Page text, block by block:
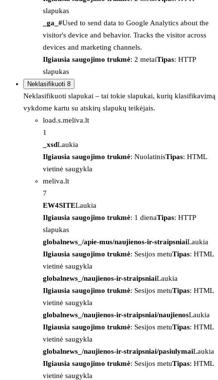
slapukas
_ga_#Used to send data to Google Analytics about the
visitor's device and behavior. Tracks the visitor across
devices and marketing channels.
Ilgiausia saugojimo trukmė: 2 metaiTipas: HTTP
slapukas
Neklasifikuoti 8
Neklasifikuoti slapukai – tai tokie slapukai, kurių klasifikavimą
vykdome kartu su atskirų slapukų teikėjais.
load.s.meliva.lt
1
_xsdLaukia
Ilgiausia saugojimo trukmė: NuolatinisTipas: HTML
vietinė saugykla
meliva.lt
7
EW4SITELaukia
Ilgiausia saugojimo trukmė: 1 dienaTipas: HTTP
slapukas
globalnews_/apie-mus/naujienos-ir-straipsniaiLaukia
Ilgiausia saugojimo trukmė: Sesijos metuTipas: HTML
vietinė saugykla
globalnews_/naujienos-ir-straipsniaiLaukia
Ilgiausia saugojimo trukmė: Sesijos metuTipas: HTML
vietinė saugykla
globalnews_/naujienos-ir-straipsniai/naujienosLaukia
Ilgiausia saugojimo trukmė: Sesijos metuTipas: HTML
vietinė saugykla
globalnews_/naujienos-ir-straipsniai/pasiulymaiLaukia
Ilgiausia saugojimo trukmė: Sesijos metuTipas: HTML
vietinė saugykla